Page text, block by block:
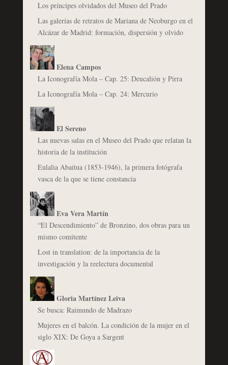
Los príncipes olvidados del Museo del Prado
Las galerías de retratos de Mariana de Neoburgo en el
Alcázar de Madrid: formación, dispersión y olvido
Elena Campos
La Iconografía Mola – Cap. 25: Deucalión y Pirra
La Iconografía Mola – Cap. 24: Mercurio
El Sereno
Las nuevas salas en el Museo del Prado que relatan la
historia de la institución
Eulalia Abaitua (1853-1946), la primera fotógrafa
vasca de la que se tiene constancia
Eva Vera Martín
“El Descendimiento” de Bronzino, dos obras para un
mismo comitente
Lost in translation: de la importancia de la
investigación y la reelectura documental
Gloria Martínez Leiva
Se busca: Raimundo de Madrazo
Mujeres en el balcón. La condición de la mujer en el
siglo XIX: De Goya a Sargent